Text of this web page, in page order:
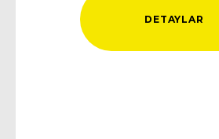
DETAYLAR